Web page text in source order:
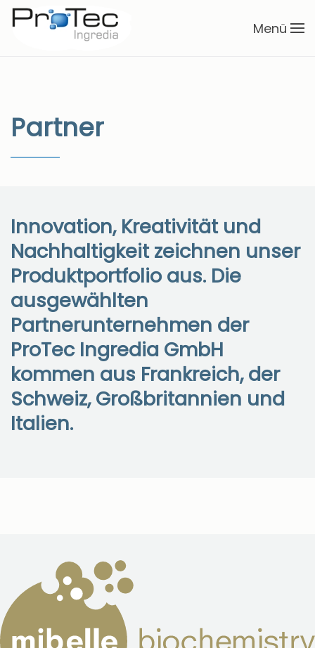
Zum Hauptinhalt springen
Menü
Partner
Innovation, Kreativität und
Nachhaltigkeit zeichnen unser
Produktportfolio aus. Die
ausgewählten
Partnerunternehmen der
ProTec Ingredia GmbH
kommen aus Frankreich, der
Schweiz, Großbritannien und
Italien.